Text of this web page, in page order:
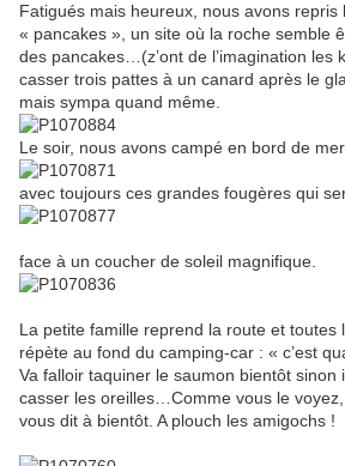
Fatigués mais heureux, nous avons repris
« pancakes », un site où la roche semble
des pancakes…(z’ont de l’imagination les
casser trois pattes à un canard après le
mais sympa quand même.
Le soir, nous avons campé en bord de mer,
avec toujours ces grandes fougères qui
face à un coucher de soleil magnifique.
La petite famille reprend la route et toutes
répète au fond du camping-car : « c’est
Va falloir taquiner le saumon bientôt sinon
casser les oreilles…Comme vous le
vous dit à bientôt. A plouch les